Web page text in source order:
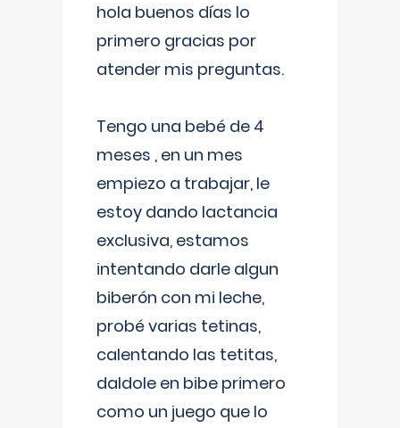
hola buenos días lo
primero gracias por
atender mis preguntas.
Tengo una bebé de 4
meses , en un mes
empiezo a trabajar, le
estoy dando lactancia
exclusiva, estamos
intentando darle algun
biberón con mi leche,
probé varias tetinas,
calentando las tetitas,
daldole en bibe primero
como un juego que lo